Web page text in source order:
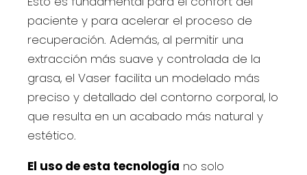
paciente y para acelerar el proceso de
recuperación. Además, al permitir una
extracción más suave y controlada de la
grasa, el Vaser facilita un modelado más
preciso y detallado del contorno corporal, lo
que resulta en un acabado más natural y
estético.
El uso de esta tecnología no solo